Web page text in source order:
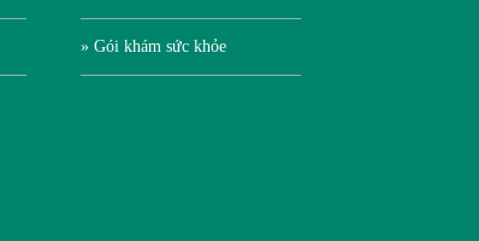
» Gói khám sức khỏe